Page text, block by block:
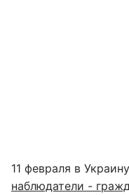
11 февраля в
наблюдатели -